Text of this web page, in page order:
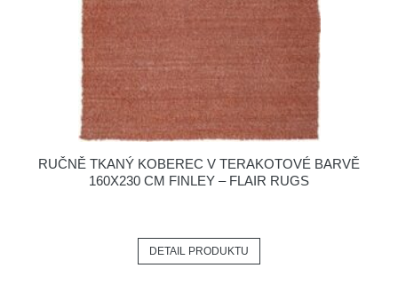
RUČNĚ TKANÝ KOBEREC V TERAKOTOVÉ BARVĚ
160X230 CM FINLEY – FLAIR RUGS
DETAIL PRODUKTU